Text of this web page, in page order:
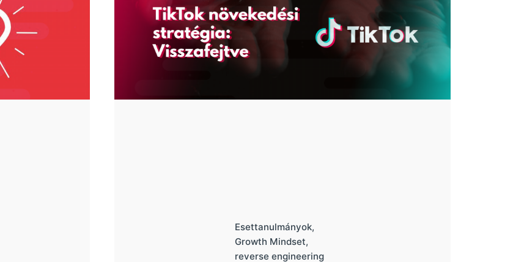
Esettanulmányok
Growth Mindset
reverse engineering